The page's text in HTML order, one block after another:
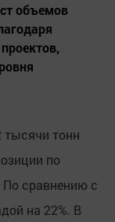
объемов
тонн
по
сравнению с
на 22%. В